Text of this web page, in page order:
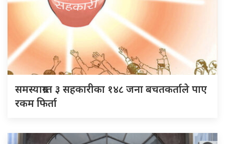
समस्याग्रस्त ३ सहकारीका १४८ जना बचतकर्ताले पाए
रकम फिर्ता